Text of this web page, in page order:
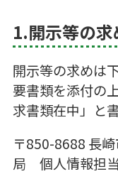
1.開示等の求
開示等の求めは
要書類を添付の
求書類在中」と
〒850-8688 長
局 個人情報担当